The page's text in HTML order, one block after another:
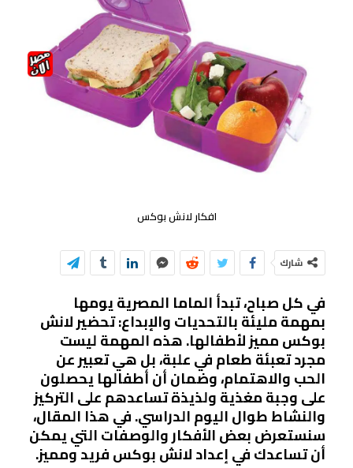
افكار لانش بوكس
شارك
في كل صباح، تبدأ الماما المصرية يومها
بمهمة مليئة بالتحديات والإبداع: تحضير لانش
بوكس مميز لأطفالها. هذه المهمة ليست
مجرد تعبئة طعام في علبة، بل هي تعبير عن
الحب والاهتمام، وضمان أن أطفالها يحصلون
على وجبة مغذية ولذيذة تساعدهم على التركيز
والنشاط طوال اليوم الدراسي. في هذا المقال،
سنستعرض بعض الأفكار والوصفات التي يمكن
أن تساعدك في إعداد لانش بوكس فريد ومميز.